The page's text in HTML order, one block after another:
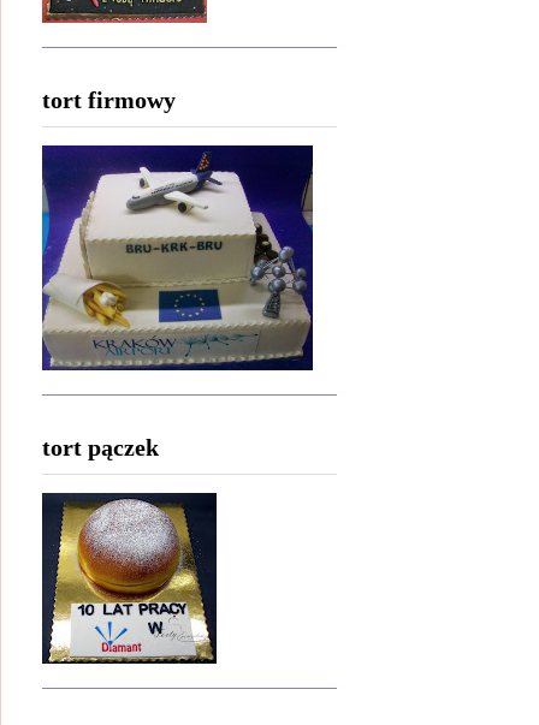
tort firmowy
tort pączek